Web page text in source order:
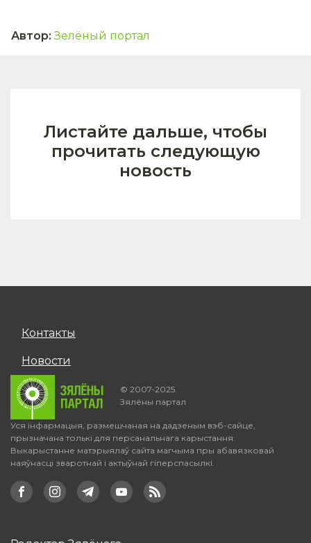
Автор: Зелёный портал
Листайте дальше, чтобы
прочитать следующую
новость
Контакты
Новости
© 2007-2025.
Зялёны партал
Уся інфармацыя, размешчаная на дадзеным вэб-сайце,
прызначана толькі для персанальнага карыстання.
Выкарыстанне матэрыялаў сайта магчыма пры абавязковай
наяўнасці зваротнай і актыўнай гіперспасылкі.